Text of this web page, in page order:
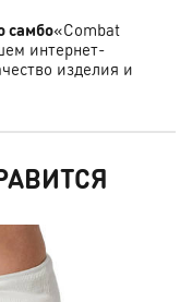
самбо«Combat
интернет-
изделия и